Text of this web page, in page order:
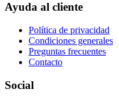
Ayuda al cliente
Política de privacidad
Condiciones generales
Preguntas frecuentes
Contacto
Social